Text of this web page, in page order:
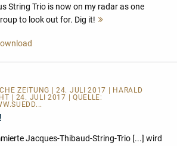
String Trio is now on my radar as one
to look out for. Dig it!
ZEITUNG | 24. JULI 2017 | HARALD
| 24. JULI 2017 | QUELLE:
Jacques-Thibaud-String-Trio [...] wird